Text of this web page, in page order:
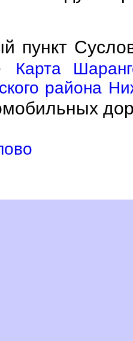
пункт
Карта
района